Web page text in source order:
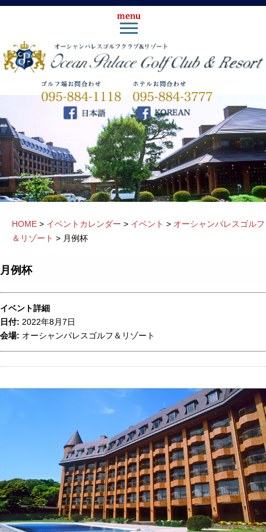
HOME > イベントカレンダー > イベント > オーシャンパレスゴルフ
＆リゾート > 月例杯
月例杯
イベント詳細
日付: 2022年8月7日
会場: オーシャンパレスゴルフ＆リゾート